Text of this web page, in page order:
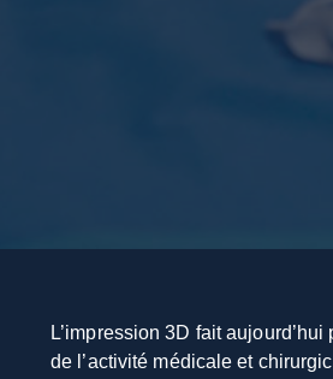
L’impression 3D fait
de l’activité médicale et